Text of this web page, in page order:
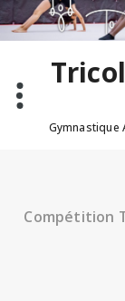
Aller
au
contenu
Gymnastique
Compétition